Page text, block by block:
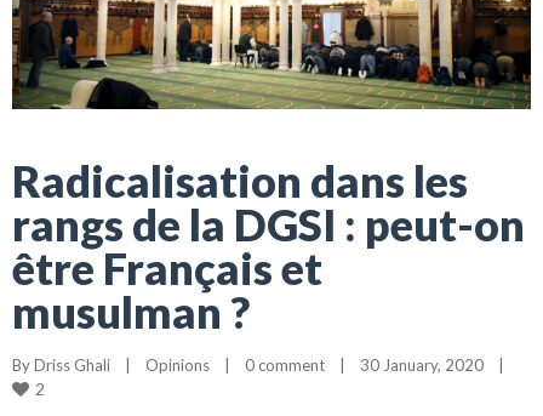
Radicalisation dans les
rangs de la DGSI : peut-on
être Français et
musulman ?
By Driss Ghali | Opinions | 0 comment | 30 January, 2020 |
2